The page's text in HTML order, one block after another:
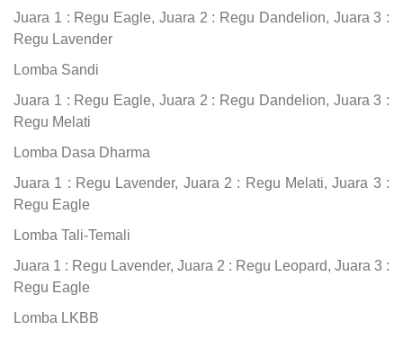
Juara 1 : Regu Eagle, Juara 2 : Regu Dandelion, Juara 3 :
Regu Lavender
Lomba Sandi
Juara 1 : Regu Eagle, Juara 2 : Regu Dandelion, Juara 3 :
Regu Melati
Lomba Dasa Dharma
Juara 1 : Regu Lavender, Juara 2 : Regu Melati, Juara 3 :
Regu Eagle
Lomba Tali-Temali
Juara 1 : Regu Lavender, Juara 2 : Regu Leopard, Juara 3 :
Regu Eagle
Lomba LKBB